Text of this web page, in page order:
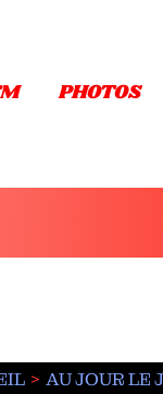
PHOTOS
AU JOUR LE